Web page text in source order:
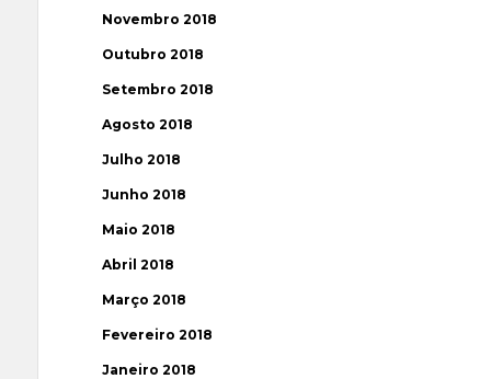
Novembro 2018
Outubro 2018
Setembro 2018
Agosto 2018
Julho 2018
Junho 2018
Maio 2018
Abril 2018
Março 2018
Fevereiro 2018
Janeiro 2018